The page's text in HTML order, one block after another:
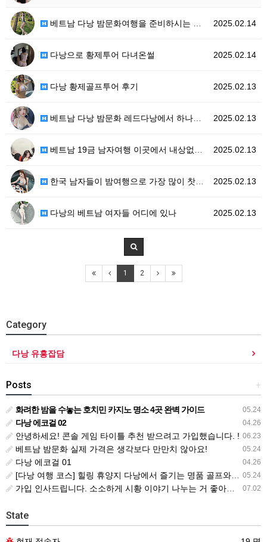
2025.02.14
베트남 다낭 밤문화여행을 준비하시는 분들에게
2025.02.14
다낭으로 황제투어 다녀온썰
2025.02.13
다낭 황제골프투어 후기
2025.02.13
베트남 다낭 밤문화 레드다낭에서 하나부터 열까지 책임져…
2025.02.13
베트남 19금 남자여행 이곳에서 내상없이 이용해보세요
2025.02.13
한국 남자들이 밤여행으로 가장 많이 찻는 베트남지역!
2025.02.13
다낭의 베트남 여자들 어디에 있나
1 2
Category
다낭 유흥잡담
+
Posts
05.24
화려한 밤을 수놓는 호치민 카지노 명소 4곳 완벽 가이드
04.26
다낭 에코걸 02
06.23
안녕하세요! 콘솔 게임 타이틀 추천 받으려고 가입했습니다. !
05.24
베트남 밤문화 실제 가격은 생각보다 만만치 않아요!
04.26
다낭 에코걸 01
05.24
[다낭 여행 코스] 힐링 휴양지 다낭에서 즐기는 명품 골프와 마사지 총정리
07.02
가입 인사드립니다. 소소하게 시황 이야기 나누는 거 좋아해요. !!
State